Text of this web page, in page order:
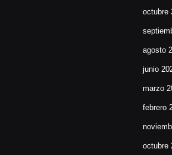
octubre
agosto
junio
marzo
febrero
octubre